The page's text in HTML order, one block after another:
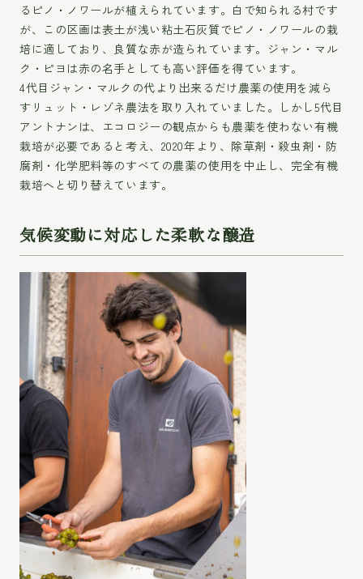
るピノ・ノワールが植えられています。白で知られる村です
が、この区画は表土が浅い粘土石灰質でピノ・ノワールの栽
培に適しており、良質な赤が造られています。ジャン・マル
ク・ピヨは赤の名手としても高い評価を得ています。
4代目ジャン・マルクの代より出来るだけ農薬の使用を減ら
すリュット・レゾネ農法を取り入れていました。しかし5代目
アントナンは、エコロジーの観点からも農薬を使わない有機
栽培が必要であると考え、2020年より、除草剤・殺虫剤・防
腐剤・化学肥料等のすべての農薬の使用を中止し、完全有機
栽培へと切り替えています。
気候変動に対応した柔軟な醸造